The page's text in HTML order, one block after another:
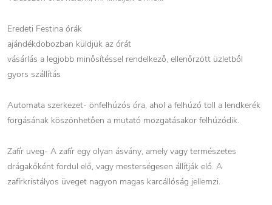
Eredeti Festina órák
ajándékdobozban küldjük az órát
vásárlás a legjobb minősítéssel rendelkező, ellenőrzött üzletből
gyors szállítás
Automata szerkezet- önfelhúzós óra, ahol a felhúzó toll a lendkerék
forgásának köszönhetően a mutató mozgatásakor felhúzódik.
Zafír uveg- A zafír egy olyan ásvány, amely vagy természetes
drágakőként fordul elő, vagy mesterségesen állítják elő. A
zafírkristályos üveget nagyon magas karcállóság jellemzi.